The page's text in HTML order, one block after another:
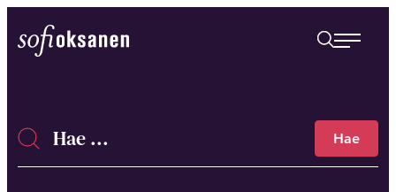
suoraan
sisältöön
Sofi Oksanen
Haku